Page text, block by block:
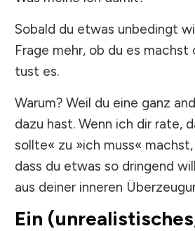
Sobald du etwas unbedingt
Frage mehr, ob du es machst
tust es.
Warum? Weil du eine ganz
dazu hast. Wenn ich dir rate,
sollte« zu »ich muss«
dass du etwas so dringend
aus deiner inneren
Ein